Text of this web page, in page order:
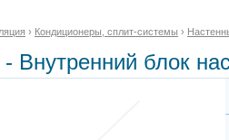
› Кондиционеры, сплит-системы ›
Внутренний блок